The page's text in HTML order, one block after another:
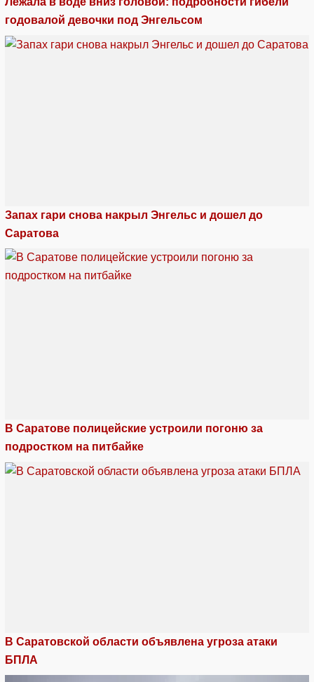
годовалой девочки под Энгельсом
Запах гари снова накрыл Энгельс и дошел до
Саратова
В Саратове полицейские устроили погоню за
подростком на питбайке
В Саратовской области объявлена угроза атаки
БПЛА